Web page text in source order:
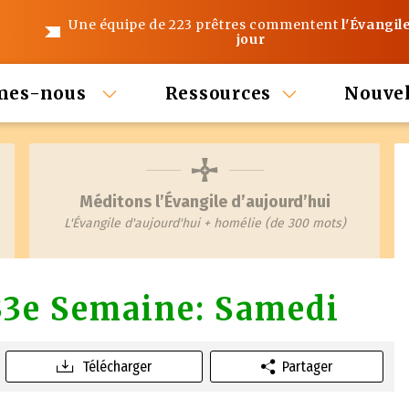
Une équipe de 223 prêtres commentent
jour
nous Ressources
Méditons l’Évangile d’aujourd’hui
L'Évangile d'aujourd'hui + homélie (de 300 mots)
Semaine: Samedi
Télécharger Partager